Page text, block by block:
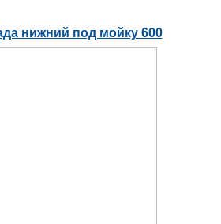
нижний под мойку 600